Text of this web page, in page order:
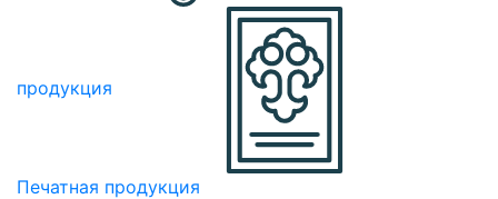
продукция
Печатная продукция